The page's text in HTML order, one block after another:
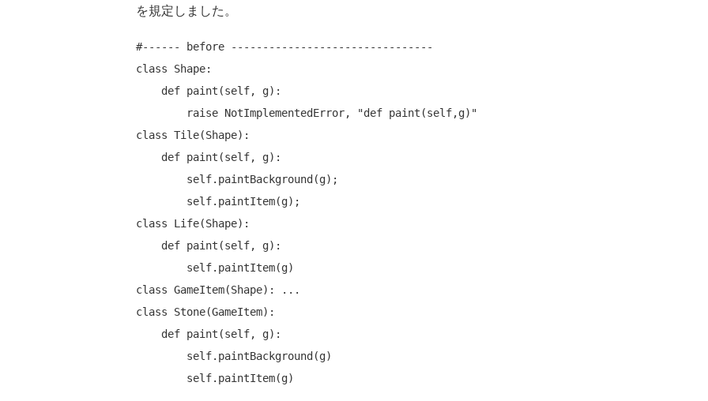
を規定しました。
#------ before --------------------------------
class Shape:
class Tile(Shape):
class Life(Shape):
class GameItem(Shape): ...
class Stone(GameItem):